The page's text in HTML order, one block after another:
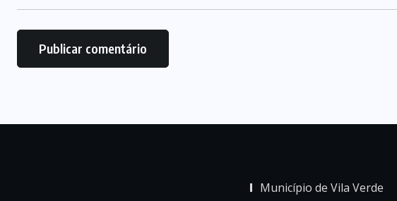
Município de Vila Verde